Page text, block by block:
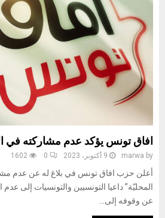
افاق تونس يؤكد عدم مشاركته في
by
marwa 9 أكتوبر، 2023 0
1602
أعلن حزب افاق تونس في بلاغ له عن عدم
المحليّة” داعيا التونسيين والتونسيات إلى
عن وقوفه إلى...